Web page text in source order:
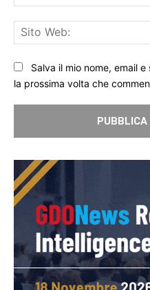
Salva il mio nome, email
la prossima volta che